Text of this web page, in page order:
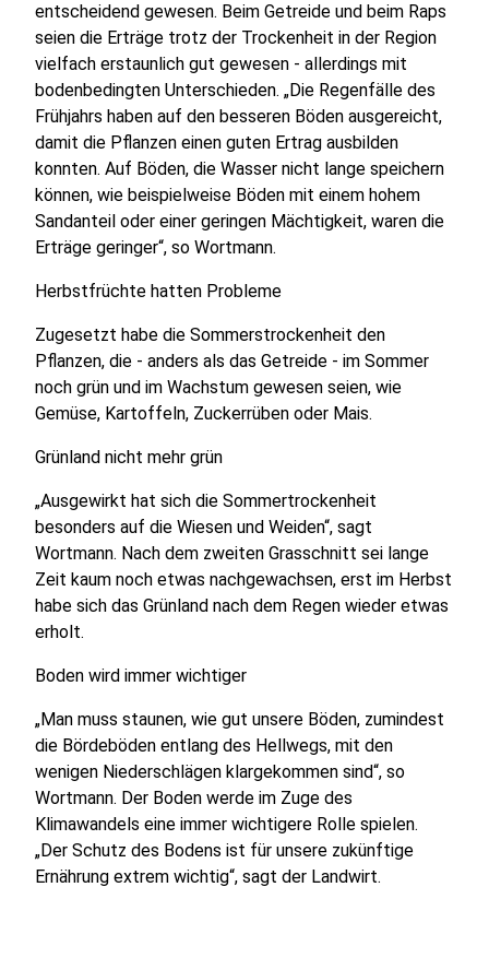
entscheidend gewesen. Beim Getreide und beim Raps
seien die Erträge trotz der Trockenheit in der Region
vielfach erstaunlich gut gewesen - allerdings mit
bodenbedingten Unterschieden. „Die Regenfälle des
Frühjahrs haben auf den besseren Böden ausgereicht,
damit die Pflanzen einen guten Ertrag ausbilden
konnten. Auf Böden, die Wasser nicht lange speichern
können, wie beispielweise Böden mit einem hohem
Sandanteil oder einer geringen Mächtigkeit, waren die
Erträge geringer“, so Wortmann.
Herbstfrüchte hatten Probleme
Zugesetzt habe die Sommerstrockenheit den
Pflanzen, die - anders als das Getreide - im Sommer
noch grün und im Wachstum gewesen seien, wie
Gemüse, Kartoffeln, Zuckerrüben oder Mais.
Grünland nicht mehr grün
„Ausgewirkt hat sich die Sommertrockenheit
besonders auf die Wiesen und Weiden“, sagt
Wortmann. Nach dem zweiten Grasschnitt sei lange
Zeit kaum noch etwas nachgewachsen, erst im Herbst
habe sich das Grünland nach dem Regen wieder etwas
erholt.
Boden wird immer wichtiger
„Man muss staunen, wie gut unsere Böden, zumindest
die Bördeböden entlang des Hellwegs, mit den
wenigen Niederschlägen klargekommen sind“, so
Wortmann. Der Boden werde im Zuge des
Klimawandels eine immer wichtigere Rolle spielen.
„Der Schutz des Bodens ist für unsere zukünftige
Ernährung extrem wichtig“, sagt der Landwirt.